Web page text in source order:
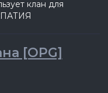
клан для
[OPG]